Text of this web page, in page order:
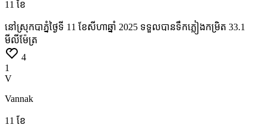
11 ខែ
នៅស្រុកបាភ្នំថ្ងៃទី 11 ខែសីហាឆ្នាំ 2025 ទទួលបានទឹកភ្លៀងកម្រិត 33.1
មីលីម៉ែត្រ
4
1
V
Vannak
11 ខែ